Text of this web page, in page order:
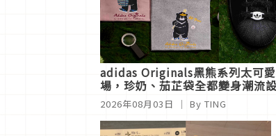
adidas Originals黑熊系列太可
場，珍奶、茄芷袋全都變身潮流
2026年08月03日 ｜ By TING